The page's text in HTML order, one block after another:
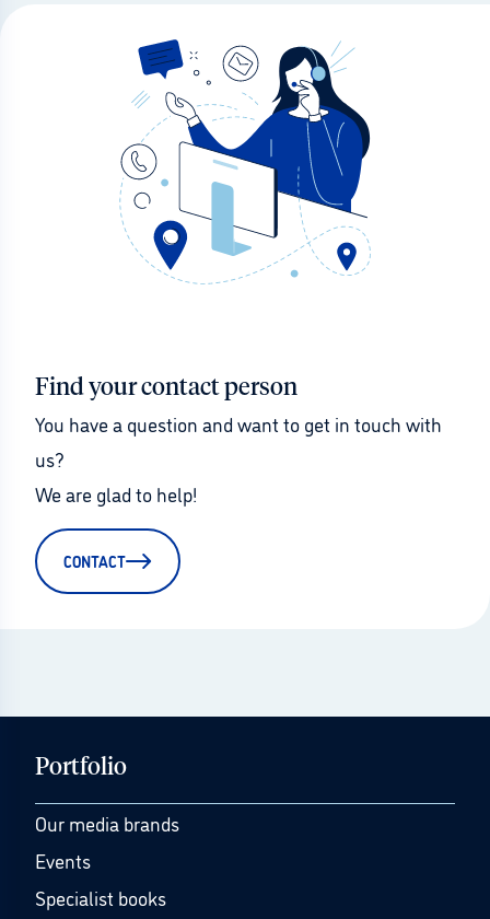
Find your contact person
You have a question and want to get in touch with
us?
We are glad to help!
CONTACT
Portfolio
Our media brands
Events
Specialist books